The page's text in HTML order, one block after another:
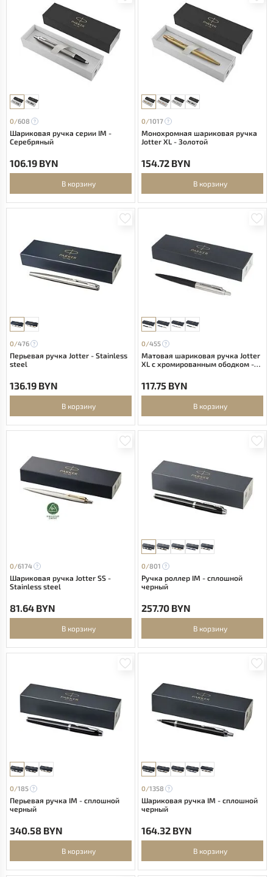
0/608
Шариковая ручка серии IM -
Серебряный
106.19 BYN
В корзину
0/1017
Монохромная шариковая ручка
Jotter XL - Золотой
154.72 BYN
В корзину
0/476
Перьевая ручка Jotter - Stainless
steel
136.19 BYN
В корзину
0/455
Матовая шариковая ручка Jotter
XL с хромированным ободком -
117.75 BYN
В корзину
0/6174
Шариковая ручка Jotter SS -
Stainless steel
81.64 BYN
В корзину
0/801
Ручка роллер IM - сплошной
черный
257.70 BYN
В корзину
0/185
Перьевая ручка IM - сплошной
черный
340.58 BYN
В корзину
0/1358
Шариковая ручка IM - сплошной
черный
164.32 BYN
В корзину